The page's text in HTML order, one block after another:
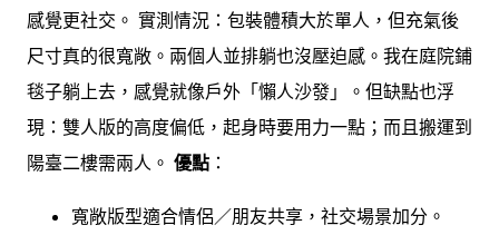
感覺更社交。 實測情況：包裝體積大於單人，但充氣後
尺寸真的很寬敞。兩個人並排躺也沒壓迫感。我在庭院鋪
毯子躺上去，感覺就像戶外「懶人沙發」。但缺點也浮
現：雙人版的高度偏低，起身時要用力一點；而且搬運到
陽臺二樓需兩人。 優點 ：
寬敞版型適合情侶／朋友共享，社交場景加分。